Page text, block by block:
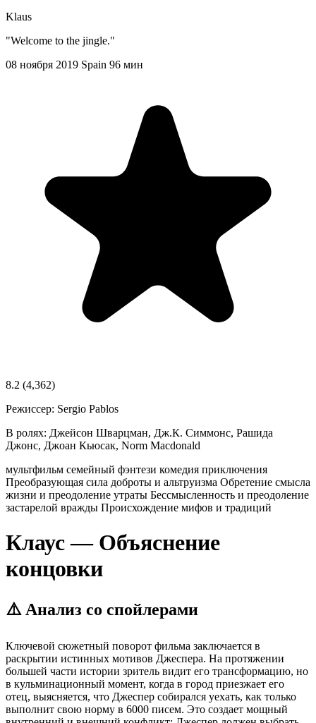
Klaus
"Welcome to the jingle."
08 ноября 2019 Spain 96 мин
8.2 (4,362)
Режиссер: Sergio Pablos
В ролях: Джейсон Шварцман, Дж.К. Симмонс, Рашида
Джонс, Джоан Кьюсак, Norm Macdonald
мультфильм семейный фэнтези комедия приключения
Преобразующая сила доброты и альтруизма Обретение смысла
жизни и преодоление утраты Бессмысленность и преодоление
застарелой вражды Происхождение мифов и традиций
Клаус — Объяснение
концовки
⚠️ Анализ со спойлерами
Ключевой сюжетный поворот фильма заключается в
раскрытии истинных мотивов Джеспера. На протяжении
большей части истории зритель видит его трансформацию, но
в кульминационный момент, когда в город приезжает его
отец, выясняется, что Джеспер собирался уехать, как только
выполнит свою норму в 6000 писем. Это создает мощный